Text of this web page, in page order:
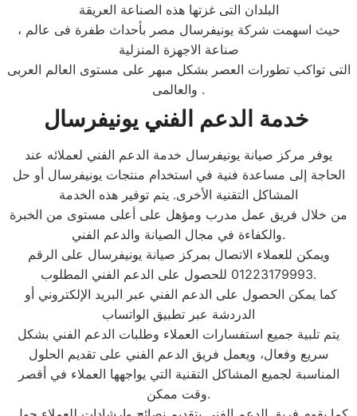
البلدان التى غزتها هذه الصناعة العريقة
، حيث اسهمت شركة يونيفرسال مصر بأحداث طفرة فى عالم
صناعة الاجهزة المنزلية
التى تواكب تطورات العصر بشكل مبهر على مستوى العالم العربى
والعالمى .
خدمة الدعم الفنييونيفرسال
يوفر مركز صيانة يونيفرسال خدمة الدعم الفني لعملائه عند
الحاجة إلى مساعدة فنية في استخدام منتجات يونيفرسال أو حل
المشاكل التقنية الأخرى. يتم توفير هذه الخدمة
من خلال فريق عمل مدرب ومؤهل على أعلى مستوى من الخبرة
والكفاءة في مجال الصيانة والدعم الفني.
ويمكن للعملاء الاتصال بمركز صيانة يونيفرسال على الرقم
01223179993 للحصول على الدعم الفني المطلوب.
الدردشة عبر تطبيق الواتساب
يتم تلبية جميع استفسارات العملاء وطلبات الدعم الفني بشكل
سريع وفعال، ويعمل فريق الدعم الفني على تقديم الحلول
المناسبة لجميع المشاكل التقنية التي يواجهها العملاء في أقصر
وقت ممكن.